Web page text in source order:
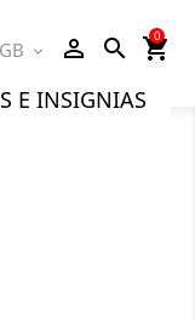
shopping_cart
0
search
person_outline
expand_more
E INSIGNIAS